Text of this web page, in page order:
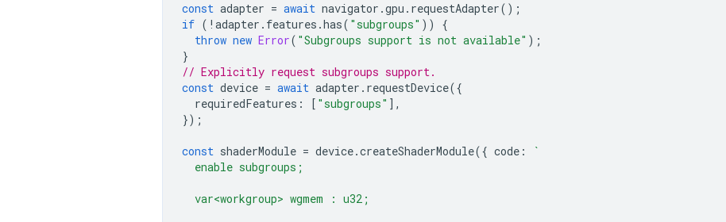
const adapter = await navigator .gpu . requestAdapter();
if ( ! adapter . features .has( "subgroups" ))
{
throw new Error( "Subgroups support is not available" );
}
// Explicitly request subgroups support.
const device = await adapter . requestDevice({
requiredFeatures : [ "subgroups" ],
});
const shaderModule = device.createShaderModule({ code :
`
  enable subgroups;
  var<workgroup> wgmem : u32;